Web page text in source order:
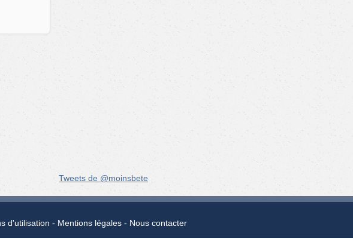
Tweets de @moinsbete
d'utilisation Mentions légales Nous contacter